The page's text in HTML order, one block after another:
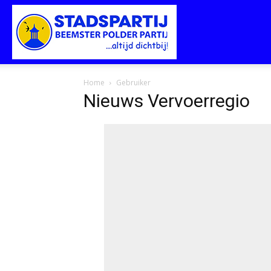
Purmerend-
Home Gebruiker
Nieuws Vervoerregio